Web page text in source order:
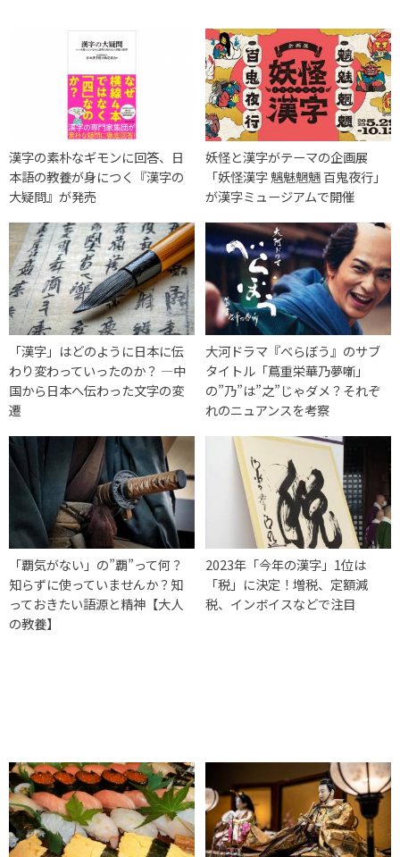
漢字の素朴なギモンに回答、日
本語の教養が身につく『漢字の
大疑問』が発売
妖怪と漢字がテーマの企画展
「妖怪漢字 魑魅魍魎 百鬼夜行」
が漢字ミュージアムで開催
「漢字」はどのように日本に伝
わり変わっていったのか？ —中
国から日本へ伝わった文字の変
遷
大河ドラマ『べらぼう』のサブ
タイトル「蔦重栄華乃夢噺」
の”乃”は”之”じゃダメ？それぞ
れのニュアンスを考察
「覇気がない」の”覇”って何？
知らずに使っていませんか？知
っておきたい語源と精神【大人
の教養】
2023年「今年の漢字」1位は
「税」に決定！増税、定額減
税、インボイスなどで注目